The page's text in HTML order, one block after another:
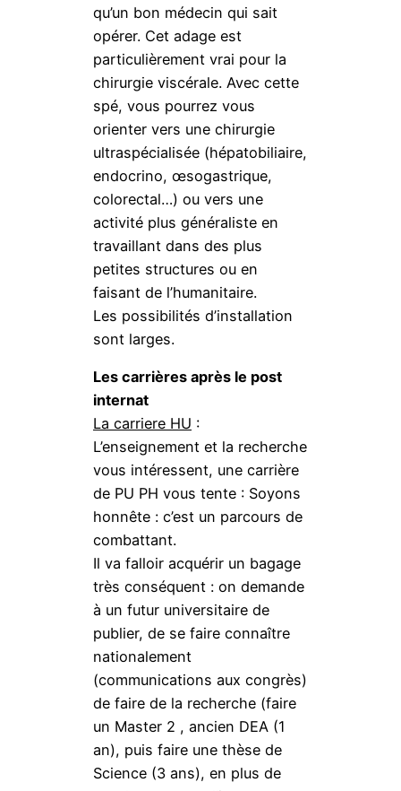
qu’un bon médecin qui sait
opérer. Cet adage est
particulièrement vrai pour la
chirurgie viscérale. Avec cette
spé, vous pourrez vous
orienter vers une chirurgie
ultraspécialisée (hépatobiliaire,
endocrino, œsogastrique,
colorectal…) ou vers une
activité plus généraliste en
travaillant dans des plus
petites structures ou en
faisant de l’humanitaire.
Les possibilités d’installation
sont larges.
Les carrières après le post
internat
La carriere HU :
L’enseignement et la recherche
vous intéressent, une carrière
de PU PH vous tente : Soyons
honnête : c’est un parcours de
combattant.
Il va falloir acquérir un bagage
très conséquent : on demande
à un futur universitaire de
publier, de se faire connaître
nationalement
(communications aux congrès)
de faire de la recherche (faire
un Master 2 , ancien DEA (1
an), puis faire une thèse de
Science (3 ans), en plus de